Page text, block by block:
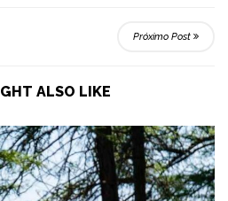
Próximo Post
ALSO LIKE